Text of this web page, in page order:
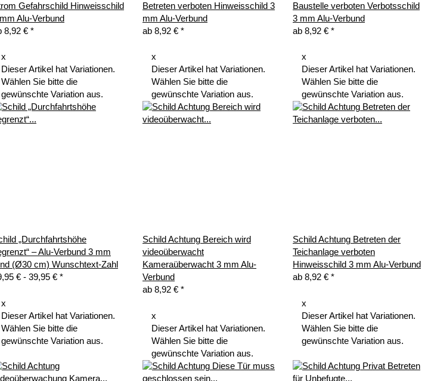
Gefahrschild Hinweisschild
Alu-Verbund
8,92 € *
x
Dieser Artikel hat Variationen.
Wählen Sie bitte die
gewünschte Variation aus.
Betreten verboten Hinweisschild 3
mm Alu-Verbund
ab 8,92 € *
x
Dieser Artikel hat Variationen.
Wählen Sie bitte die
gewünschte Variation aus.
Baustelle verboten Verbotsschild
3 mm Alu-Verbund
ab 8,92 € *
x
Dieser Artikel hat Variationen.
Wählen Sie bitte die
gewünschte Variation aus.
„Durchfahrtshöhe
– Alu-Verbund 3 mm
(Ø30 cm) Wunschtext-Zahl
€ - 39,95 € *
x
Dieser Artikel hat Variationen.
Wählen Sie bitte die
gewünschte Variation aus.
Schild Achtung Bereich wird
videoüberwacht
Kameraüberwacht 3 mm Alu-
Verbund
ab 8,92 € *
x
Dieser Artikel hat Variationen.
Wählen Sie bitte die
gewünschte Variation aus.
Schild Achtung Betreten der
Teichanlage verboten
Hinweisschild 3 mm Alu-Verbund
ab 8,92 € *
x
Dieser Artikel hat Variationen.
Wählen Sie bitte die
gewünschte Variation aus.